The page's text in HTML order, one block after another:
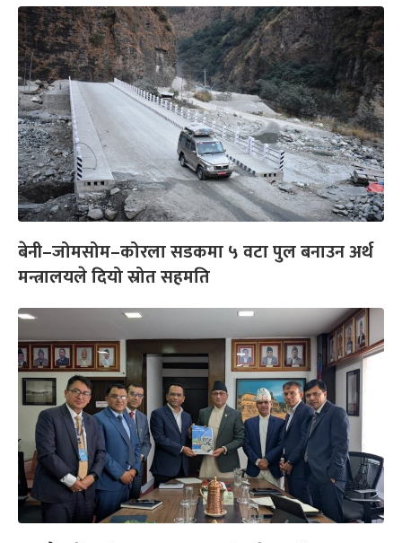
बेनी–जोमसोम–कोरला सडकमा ५ वटा पुल बनाउन अर्थ
मन्त्रालयले दियो स्रोत सहमति